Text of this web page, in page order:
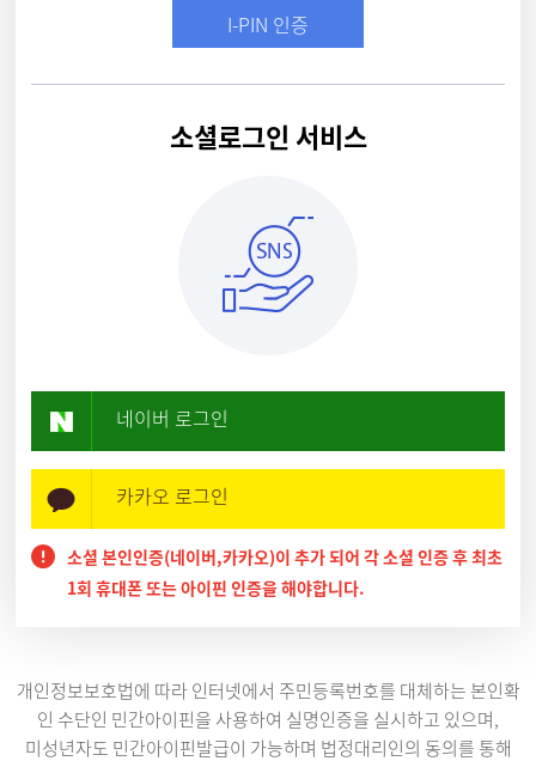
I-PIN 인증
소셜로그인 서비스
네이버 로그인
카카오 로그인
소셜 본인인증(네이버,카카오)이 추가 되어 각 소셜 인증 후 최초
1회 휴대폰 또는 아이핀 인증을 해야합니다.
개인정보보호법에 따라 인터넷에서 주민등록번호를 대체하는 본인확
인 수단인 민간아이핀을 사용하여 실명인증을 실시하고 있으며,
미성년자도 민간아이핀발급이 가능하며 법정대리인의 동의를 통해